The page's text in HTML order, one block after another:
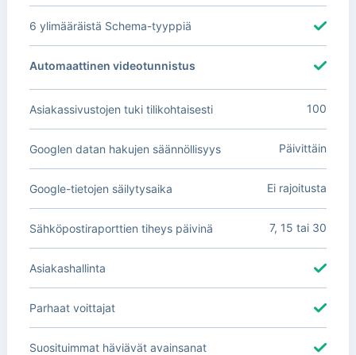
6 ylimääräistä Schema-tyyppiä
Automaattinen videotunnistus
Asiakassivustojen tuki tilikohtaisesti 100
Googlen datan hakujen säännöllisyys Päivittäin
Google-tietojen säilytysaika Ei rajoitusta
Sähköpostiraporttien tiheys päivinä 7, 15 tai 30
Asiakashallinta
Parhaat voittajat
Suosituimmat häviävät avainsanat